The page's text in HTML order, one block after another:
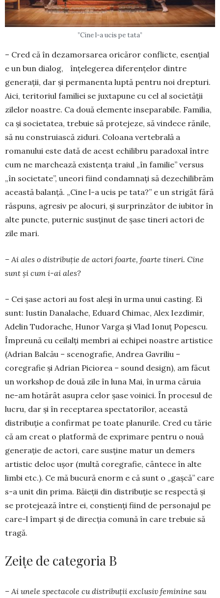
”Cine l-a ucis pe tata”
– Cred că în de­za­mor­sarea oricăror con­flic­te, esențial
e un bun dialog, înțe­legerea dife­ren­țelor dintre
generații, dar și permanenta luptă pen­tru noi drepturi.
Aici, teritoriul fami­liei se juxtapune cu cel al societății
zile­lor noastre. Ca două elemente insepa­ra­bi­le. Familia,
ca și so­cie­tatea, trebuie să protejeze, să vindece ră­nile,
să nu construiască ziduri. Coloana verte­bra­lă a
romanului este dată de acest echilibru para­do­xal între
cum ne marchează existența traiul „în fa­milie” versus
„în societate”, uneori fiind con­dam­nați să dezechilibrăm
această balanță. „Ci­ne l-a ucis pe tata?” e un strigăt fără
răs­puns, agresiv pe alocuri, și surprinzător de iubi­tor în
alte puncte, puternic susținut de șase tineri ac­tori de
zile mari.
– Ai ales o distribuție de actori foarte, foar­te tineri. Cine
sunt și cum i-ai ales?
– Cei șase actori au fost aleși în urma unui cas­ting. Ei
sunt: Iustin Danalache, Eduard Chi­mac, Alex Iezdimir,
Adelin Tudorache, Hunor Var­ga și Vlad Ionuț Popescu.
Împreună cu ceilalți membri ai echipei noastre artistice
(Adrian Balcău – sceno­grafie, Andrea Gavriliu –
coregrafie și Adrian Pi­cio­rea – sound design), am făcut
un workshop de două zile în luna Mai, în urma căruia
ne-am hotărât asupra celor șase voinici. În procesul de
lucru, dar și în receptarea spectatorilor, această
distribuție a confirmat pe toate planurile. Cred cu tărie
că am creat o platformă de exprimare pentru o nouă
generație de actori, care susține matur un demers
artistic deloc ușor (multă coregrafie, cântece în alte
limbi etc.). Ce mă bucură enorm e că sunt o „gaș­că” care
s-a unit din prima. Băieții din distribuție se respectă și
se protejează între ei, conștienți fiind de personajul pe
care-l împart și de direcția comună în care trebuie să
tragă.
Zeițe de categoria B
– Ai unele spec­tacole cu distribuții exclusiv feminine sau